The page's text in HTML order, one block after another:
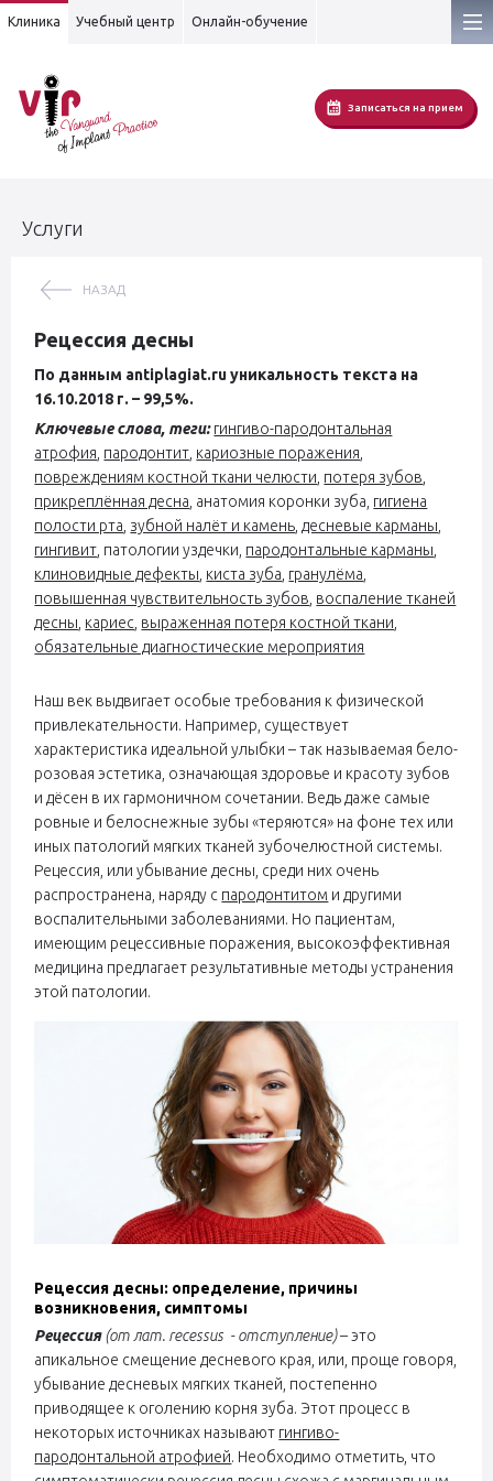
Клиника Учебный центр Онлайн-обучение
Записаться на прием
Услуги
НАЗАД
Рецессия десны
По данным antiplagiat.ru уникальность текста на
16.10.2018 г. – 99,5%.
Ключевые слова, теги: гингиво-пародонтальная
атрофия пародонтит кариозные поражения
повреждениям костной ткани челюсти потеря зубов
прикреплённая десна , анатомия коронки зуба, гигиена
полости рта зубной налёт и камень десневые карманы
гингивит , патологии уздечки, пародонтальные карманы
клиновидные дефекты киста зуба гранулёма
повышенная чувствительность зубов воспаление тканей
десны кариес выраженная потеря костной ткани
обязательные диагностические мероприятия
Наш век выдвигает особые требования к физической
привлекательности. Например, существует
характеристика идеальной улыбки – так называемая бело-
розовая эстетика, означающая здоровье и красоту зубов
и дёсен в их гармоничном сочетании. Ведь даже самые
ровные и белоснежные зубы «теряются» на фоне тех или
иных патологий мягких тканей зубочелюстной системы.
Рецессия, или убывание десны, среди них очень
распространена, наряду с пародонтитом и другими
воспалительными заболеваниями. Но пациентам,
имеющим рецессивные поражения, высокоэффективная
медицина предлагает результативные методы устранения
этой патологии.
Рецессия десны: определение, причины
возникновения, симптомы
Рецессия(от лат. recessus- отступление)– это
апикальное смещение десневого края, или, проще говоря,
убывание десневых мягких тканей, постепенно
приводящее к оголению корня зуба. Этот процесс в
некоторых источниках называют гингиво-
пародонтальной атрофией. Необходимо отметить, что